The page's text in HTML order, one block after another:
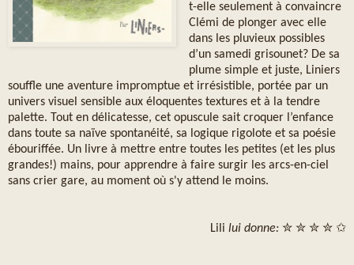
t-elle seulement à convaincre
Clémi de plonger avec elle
dans les pluvieux possibles
d’un samedi grisounet? De sa
plume simple et juste, Liniers
souffle une aventure impromptue et irrésistible, portée par un
univers visuel sensible aux éloquentes textures et à la tendre
palette. Tout en délicatesse, cet opuscule sait croquer l’enfance
dans toute sa naïve spontanéité, sa logique rigolote et sa poésie
ébouriffée. Un livre à mettre entre toutes les petites (et les plus
grandes!) mains, pour apprendre à faire surgir les arcs-en-ciel
sans crier gare, au moment où s'y attend le moins.
Lili lui donne: ✮ ✮ ✮ ✮ ✩